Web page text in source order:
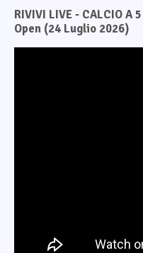
RIVIVI LIVE - CALCIO A
Open (24 Luglio 2026)